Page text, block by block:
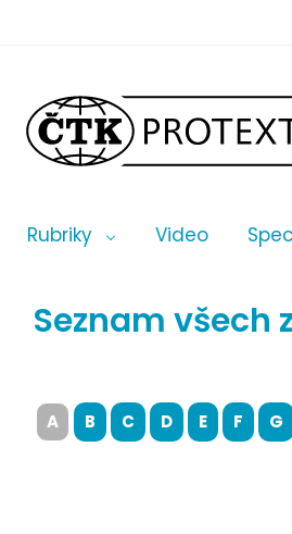
Rubriky Video
Seznam všech
A B C D E F G